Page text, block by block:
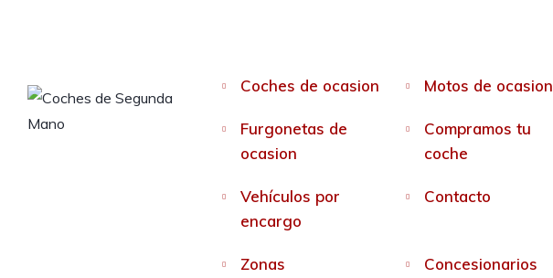
Coches de ocasion Motos de ocasion
Furgonetas de
ocasion
Compramos tu
coche
Vehículos por
encargo
Contacto
Zonas Concesionarios